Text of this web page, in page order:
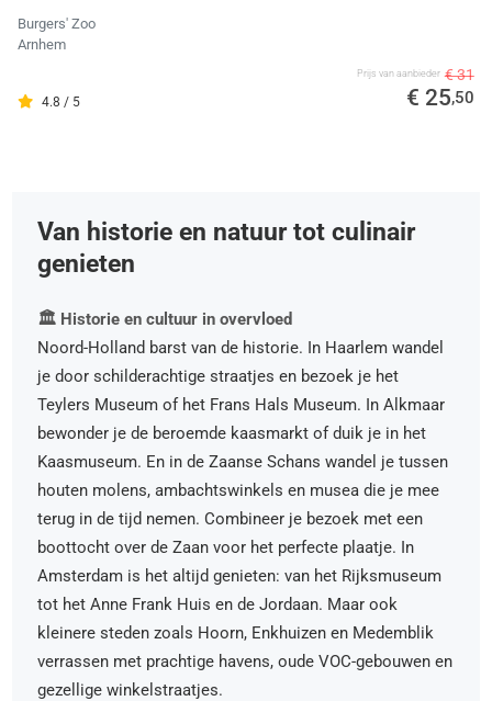
Burgers' Zoo
Arnhem
4.8 / 5
Prijs van aanbieder € 31
€ 25,50
Van historie en natuur tot culinair
genieten
🏛️ Historie en cultuur in overvloed
Noord-Holland barst van de historie. In Haarlem wandel
je door schilderachtige straatjes en bezoek je het
Teylers Museum of het Frans Hals Museum. In Alkmaar
bewonder je de beroemde kaasmarkt of duik je in het
Kaasmuseum. En in de Zaanse Schans wandel je tussen
houten molens, ambachtswinkels en musea die je mee
terug in de tijd nemen. Combineer je bezoek met een
boottocht over de Zaan voor het perfecte plaatje. In
Amsterdam is het altijd genieten: van het Rijksmuseum
tot het Anne Frank Huis en de Jordaan. Maar ook
kleinere steden zoals Hoorn, Enkhuizen en Medemblik
verrassen met prachtige havens, oude VOC-gebouwen en
gezellige winkelstraatjes.